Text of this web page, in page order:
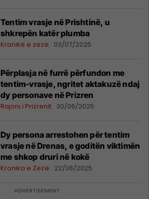
Tentim vrasje në Prishtinë, u
shkrepën katër plumba
Kronikë e zezë 03/07/2025
Përplasja në furrë përfundon me
tentim-vrasje, ngritet aktakuzë ndaj
dy personave në Prizren
Rajoni i Prizrenit 30/06/2025
Dy persona arrestohen për tentim
vrasje në Drenas, e goditën viktimën
me shkop druri në kokë
Kronika e Zezë 22/06/2025